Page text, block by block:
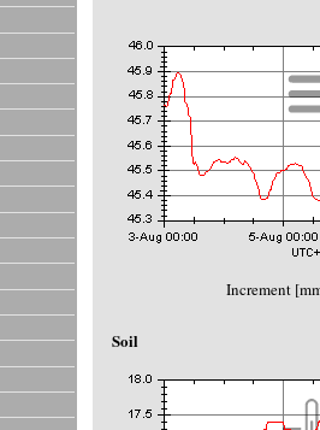
Increment
Soil